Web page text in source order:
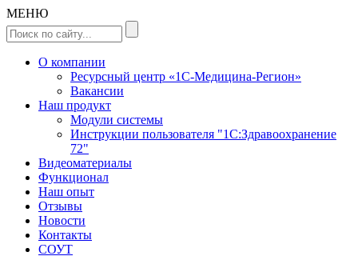
МЕНЮ
О компании
Ресурсный центр «1С-Медицина-Регион»
Вакансии
Наш продукт
Модули системы
Инструкции пользователя "1С:Здравоохранение
72"
Видеоматериалы
Функционал
Наш опыт
Отзывы
Новости
Контакты
СОУТ